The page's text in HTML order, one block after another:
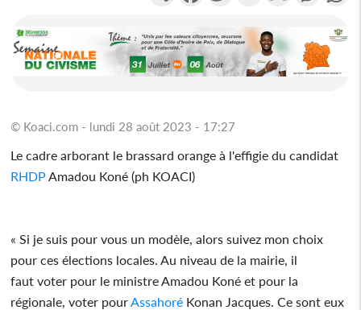
© Koaci.com - lundi 28 août 2023 - 17:27
Le cadre arborant le brassard orange à l'effigie du candidat
RHDPAmadou Koné (ph KOACI)
« Si je suis pour vous un modèle, alors suivez mon choix
pour ces élections locales. Au niveau de la mairie, il
faut voter pour le ministre Amadou Koné et pour la
régionale, voter pourAssahoré Konan Jacques. Ce sont eux